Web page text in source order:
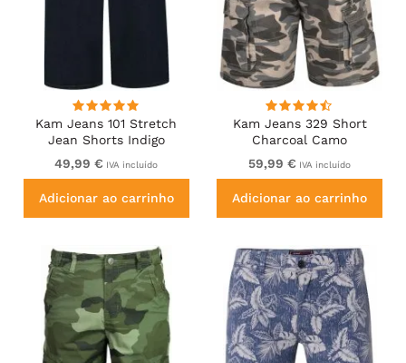
Kam Jeans 101 Stretch
Jean Shorts Indigo
49,99 € IVA incluído
Adicionar ao carrinho
Kam Jeans 329 Short
Charcoal Camo
59,99 € IVA incluído
Adicionar ao carrinho